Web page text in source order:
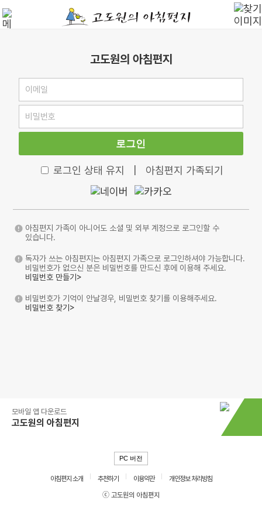
고도원의 아침편지
로그인
로그인 상태 유지 아침편지 가족되기
아침편지 가족이 아니어도 소셜 및 외부 계정으로 로그인할 수
있습니다.
독자가 쓰는 아침편지는 아침편지 가족으로 로그인하셔야 가능합니다.
비밀번호가 없으신 분은 비밀번호를 만드신 후에 이용해 주세요.
비밀번호 만들기>
비밀번호가 기억이 안날경우, 비밀번호 찾기를 이용해주세요.
비밀번호 찾기>
모바일 앱 다운로드
고도원의 아침편지
PC 버전
아침편지 소개 추천하기 이용약관
개인정보 처리방침
ⓒ 고도원의 아침편지